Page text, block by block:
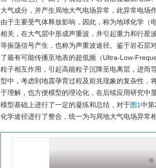
大气成分，并产生局地大气电场异常，此异常电场
由于主要受气体释放影响，因此，称为地球化学（
相关，在大气层中形成声重波，并引起重力和行星
等振荡信号产生，也称为声重波途径。鉴于岩石层
了最有可能传播至地表的超低频（Ultra-Low-
粒子相互作用，引起高能粒子沉降至电离层，进而
型中，考虑到地震孕育过程及前兆现象的复杂性，
于理解，也方便模型的理论化，在后续应用研究中
模型基础上进行了一定的凝练和总结，对于图1中
化学途径进行了整合，统一为与局地大气电场异常